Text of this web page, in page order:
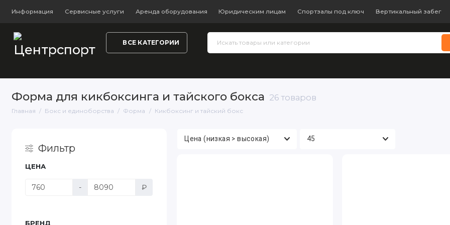
Информация Сервисные услуги Аренда оборудования Юридическим лицам Спортзалы под ключ Вертикальный забег
ВСЕ КАТЕГОРИИ
Форма для кикбоксинга и тайского бокса 26 товаров
Главная Бокс и единоборства Форма Кикбоксинг и тайский бокс
Фильтр
ЦЕНА
- ₽
БРЕНД